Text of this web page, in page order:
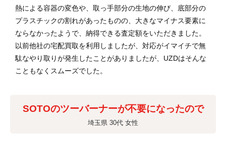
熱による容器の変色や、取っ手部分の生地の伸び、底部分の
プラスチックの割れがあったものの、大きなマイナス要素に
ならなかったようで、納得できる査定額をいただきました。
以前他社の宅配買取を利用しましたが、対応がイマイチで無
駄なやり取りが発生したことがありましたが、UZDはそんな
こともなくスムーズでした。
SOTOのツーバーナーが不要になったので
埼玉県 30代 女性